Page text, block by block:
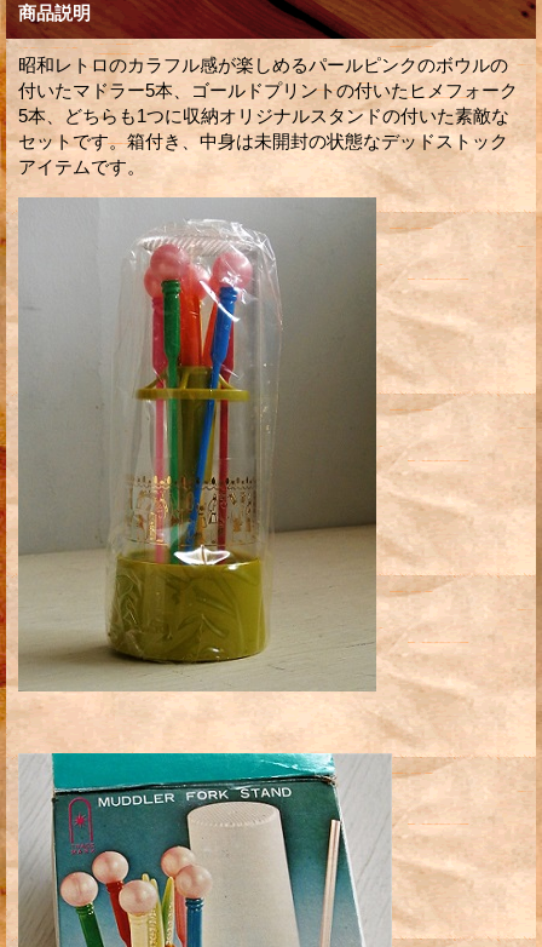
商品説明
昭和レトロのカラフル感が楽しめるパールピンクのボウルの
付いたマドラー5本、ゴールドプリントの付いたヒメフォーク
5本、どちらも1つに収納オリジナルスタンドの付いた素敵な
セットです。箱付き、中身は未開封の状態なデッドストック
アイテムです。